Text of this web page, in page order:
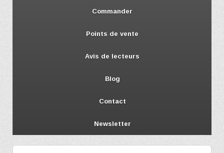
Commander
Points de vente
Avis de lecteurs
Blog
Contact
Newsletter